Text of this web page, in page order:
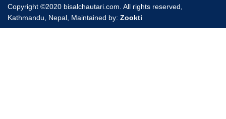
Copyright ©2020 bisalchautari.com. All rights reserved,
Kathmandu, Nepal, Maintained by: Zookti